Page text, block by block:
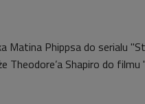
Matina Phippsa do serialu
Theodore’a Shapiro do